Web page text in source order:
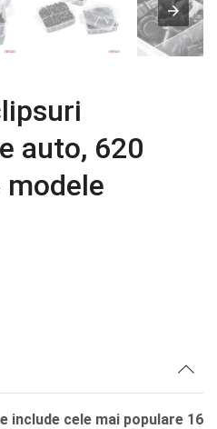
auto, 620
include cele mai populare 16